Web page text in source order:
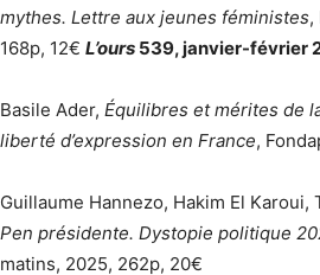
mythes. Lettre aux jeunes féministes,
168p, 12€ L’ours 539, janvier-février
Basile Ader, Équilibres et mérites de
liberté d’expression en France,
Guillaume Hannezo, Hakim El Karoui,
Pen présidente. Dystopie politique
matins, 2025, 262p, 20€